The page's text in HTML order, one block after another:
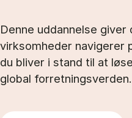
Denne uddannelse giver
virksomheder navigerer
du bliver i stand til at
global forretningsverden.